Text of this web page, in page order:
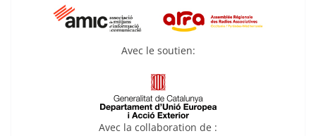
Avec le soutien:
Avec la collaboration de :